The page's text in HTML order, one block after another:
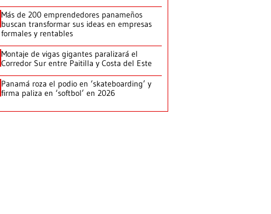
Más de 200 emprendedores panameños
buscan transformar sus ideas en empresas
formales y rentables
Montaje de vigas gigantes paralizará el
Corredor Sur entre Paitilla y Costa del Este
Panamá roza el podio en ‘skateboarding’ y
firma paliza en ‘softbol’ en 2026